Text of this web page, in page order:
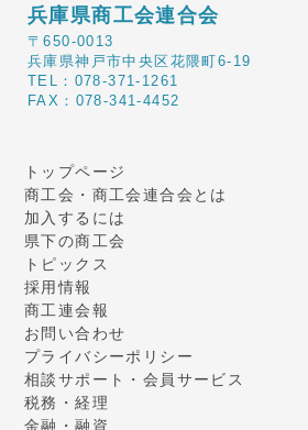
兵庫県商工会連合会
〒650-0013
兵庫県神戸市中央区花隈町6-19
TEL：078-371-1261
FAX：078-341-4452
トップページ
商工会・商工会連合会とは
加入するには
県下の商工会
トピックス
採用情報
商工連会報
お問い合わせ
プライバシーポリシー
相談サポート・会員サービス
税務・経理
金融・融資